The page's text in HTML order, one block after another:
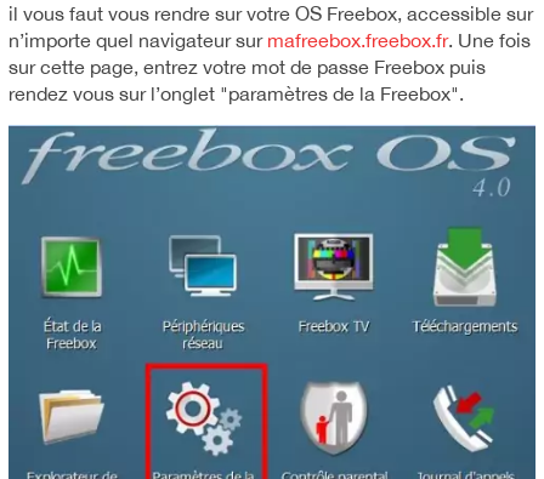
il vous faut vous rendre sur votre OS Freebox, accessible sur
n’importe quel navigateur sur mafreebox.freebox.fr. Une fois
sur cette page, entrez votre mot de passe Freebox puis
rendez vous sur l’onglet "paramètres de la Freebox".